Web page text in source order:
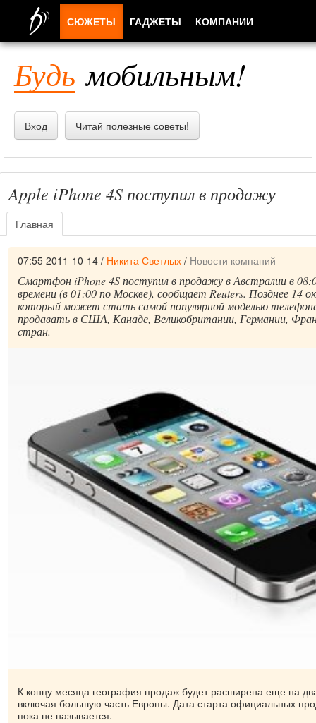
Будь мобильным!
Вход Читай полезные советы!
Apple iPhone 4S поступил в продажу
Главная
07:55 2011-10-14 / Никита Светлых / Новости компаний
Смартфон iPhone 4S поступил в продажу в Австралии в
времени (в 01:00 по Москве), сообщает Reuters. Позднее 14
который может стать самой популярной моделью
продавать в США, Канаде, Великобритании, Германии,
стран.
К концу месяца география продаж будет расширена еще на
включая большую часть Европы. Дата старта официальных
пока не называется.
СЮЖЕТЫ ГАДЖЕТЫ КОМПАНИИ
ПРИЛОЖЕНИЯ